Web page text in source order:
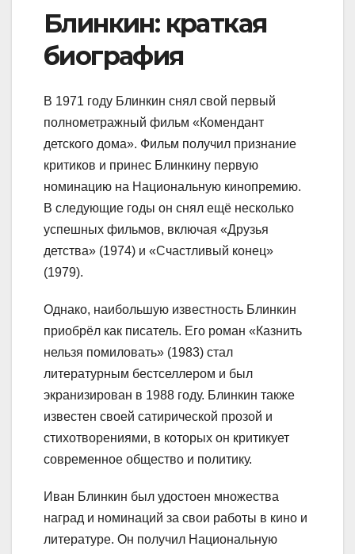
Блинкин: краткая
биография
В 1971 году Блинкин снял свой первый
полнометражный фильм «Комендант
детского дома». Фильм получил признание
критиков и принес Блинкину первую
номинацию на Национальную кинопремию.
В следующие годы он снял ещё несколько
успешных фильмов, включая «Друзья
детства» (1974) и «Счастливый конец»
(1979).
Однако, наибольшую известность Блинкин
приобрёл как писатель. Его роман «Казнить
нельзя помиловать» (1983) стал
литературным бестселлером и был
экранизирован в 1988 году. Блинкин также
известен своей сатирической прозой и
стихотворениями, в которых он критикует
современное общество и политику.
Иван Блинкин был удостоен множества
наград и номинаций за свои работы в кино и
литературе. Он получил Национальную